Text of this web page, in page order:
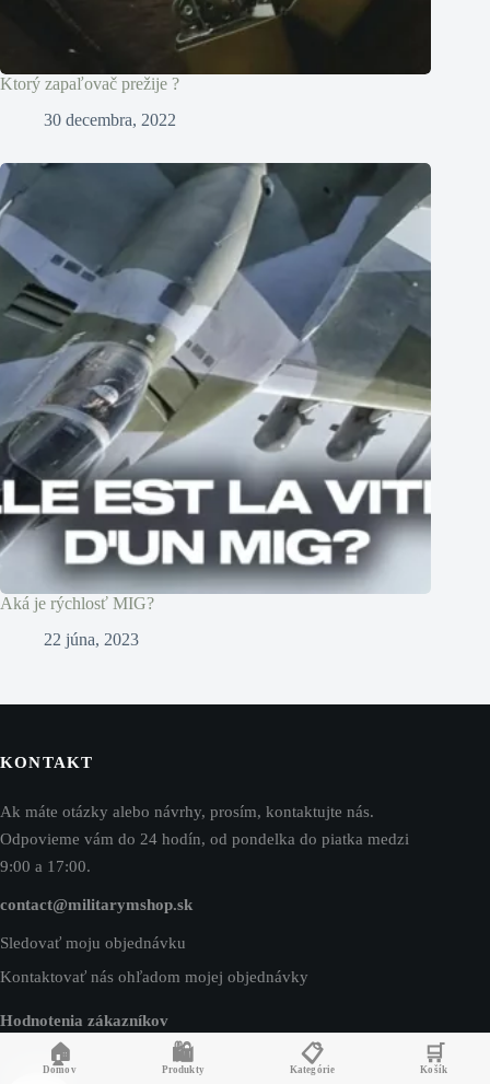
Ktorý zapaľovač prežije ?
30 decembra, 2022
Aká je rýchlosť MIG?
22 júna, 2023
KONTAKT
Ak máte otázky alebo návrhy, prosím, kontaktujte nás.
Odpovieme vám do 24 hodín, od pondelka do piatka medzi
9:00 a 17:00.
contact@militarymshop.sk
Sledovať moju objednávku
Kontaktovať nás ohľadom mojej objednávky
Hodnotenia zákazníkov
🏠
Domov
🛍️
Produkty
📋
Kategórie
🛒
Košík